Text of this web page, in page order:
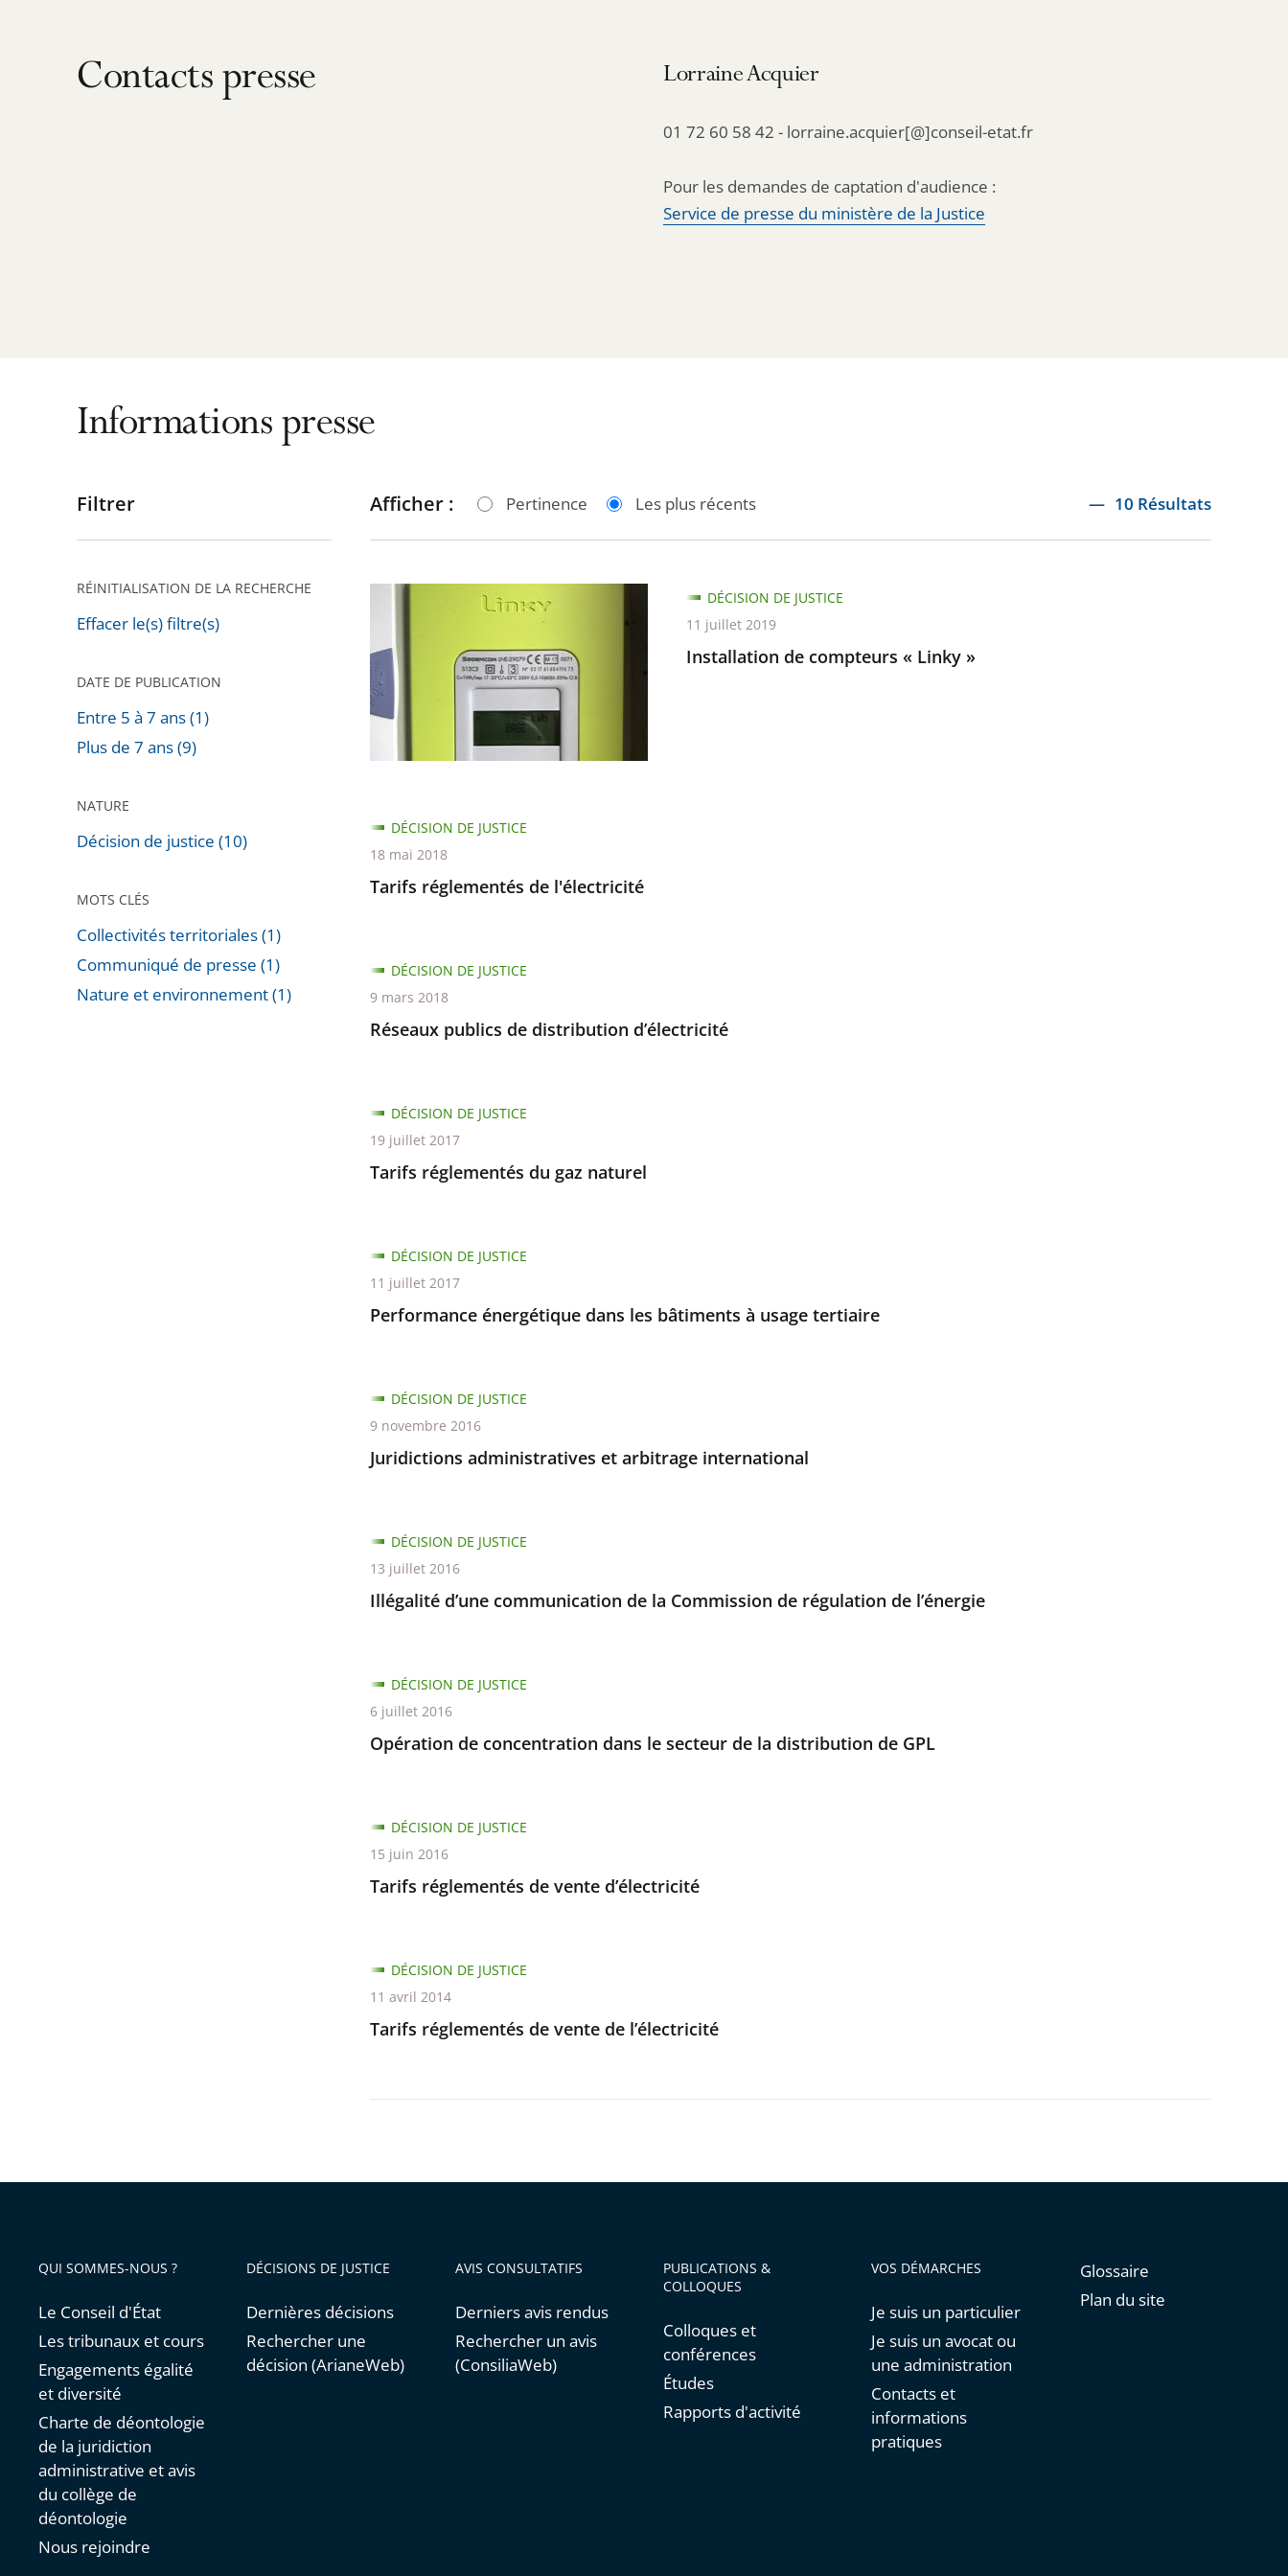
Contacts presse Lorraine Acquier
01 72 60 58 42 - lorraine.acquier[@]conseil-etat.fr
Pour les demandes de captation d'audience :
Service de presse du ministère de la Justice
Informations presse
Passer
pour
après
Filtrer
RÉINITIALISATION DE LA RECHERCHE
Effacer le(s) filtre(s)
DATE DE PUBLICATION
Entre 5 à 7 ans (1)
Plus de 7 ans (9)
NATURE
Décision de justice (10)
MOTS CLÉS
Collectivités territoriales (1)
Communiqué de presse (1)
Nature et environnement (1)
Afficher : Pertinence Les plus récents 10 Résultats
compteurs
«
Linky
Installation de compteurs « Linky »
DÉCISION DE JUSTICE
11 juillet 2019
Tarifs réglementés de l'électricité
DÉCISION DE JUSTICE
18 mai 2018
Réseaux publics de distribution d’électricité
DÉCISION DE JUSTICE
9 mars 2018
Tarifs réglementés du gaz naturel
DÉCISION DE JUSTICE
19 juillet 2017
Performance énergétique dans les bâtiments à usage tertiaire
DÉCISION DE JUSTICE
11 juillet 2017
Juridictions administratives et arbitrage international
DÉCISION DE JUSTICE
9 novembre 2016
Illégalité d’une communication de la Commission de régulation de l’énergie
DÉCISION DE JUSTICE
13 juillet 2016
Opération de concentration dans le secteur de la distribution de GPL
DÉCISION DE JUSTICE
6 juillet 2016
Tarifs réglementés de vente d’électricité
DÉCISION DE JUSTICE
15 juin 2016
Tarifs réglementés de vente de l’électricité
DÉCISION DE JUSTICE
11 avril 2014
QUI SOMMES-NOUS ?
Le Conseil d'État
Les tribunaux et cours
Engagements égalité
et diversité
Charte de déontologie
de la juridiction
administrative et avis
du collège de
déontologie
Nous rejoindre
DÉCISIONS DE JUSTICE
Dernières décisions
Rechercher une
décision (ArianeWeb)
AVIS CONSULTATIFS
Derniers avis rendus
Rechercher un avis
(ConsiliaWeb)
PUBLICATIONS &
COLLOQUES
Colloques et
conférences
Études
Rapports d'activité
VOS DÉMARCHES
Je suis un particulier
Je suis un avocat ou
une administration
Contacts et
informations
pratiques
Glossaire
Plan du site